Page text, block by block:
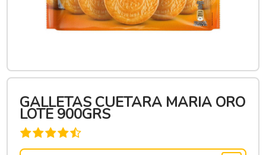
GALLETAS CUETARA MARIA ORO
LOTE 900GRS